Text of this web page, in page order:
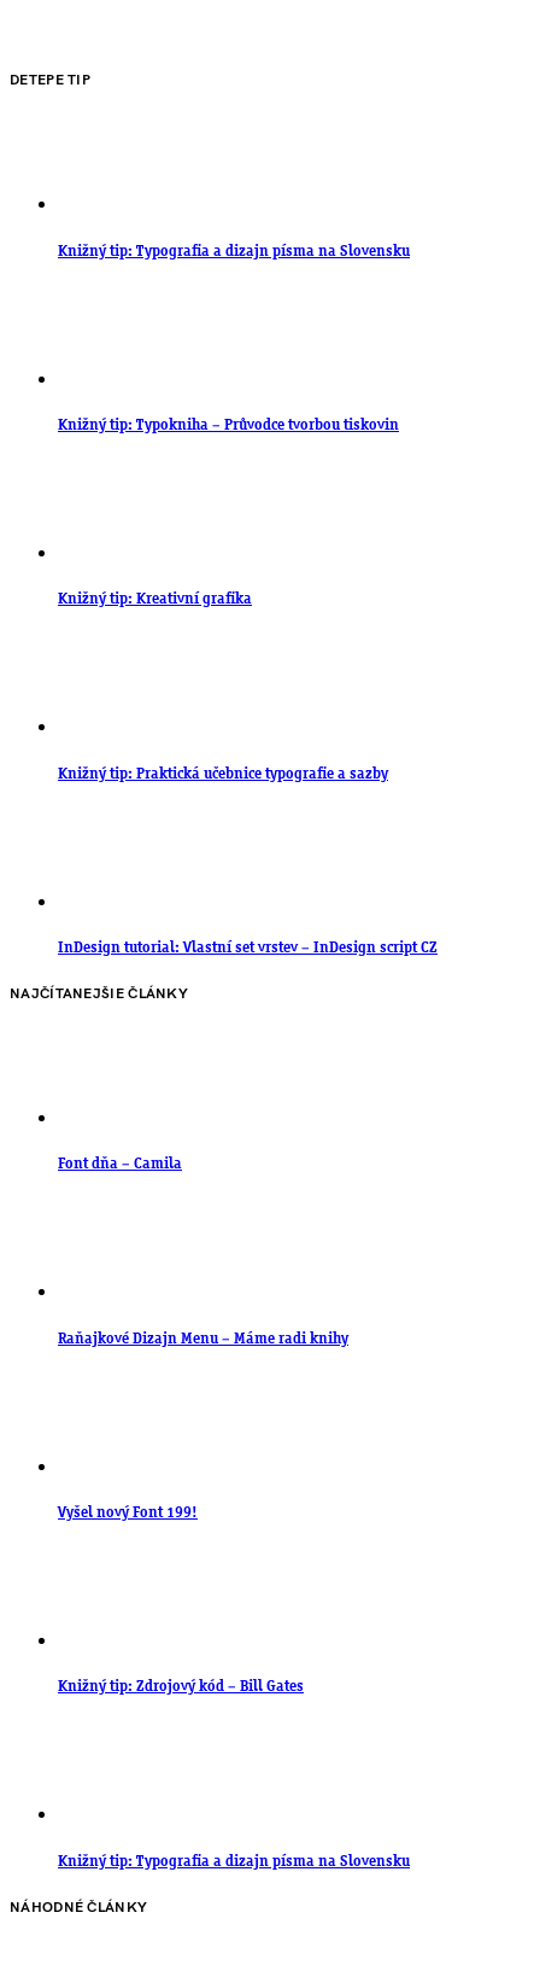
DETEPE TIP
Knižný tip: Typografia a dizajn písma na Slovensku
Knižný tip: Typokniha – Průvodce tvorbou tiskovin
Knižný tip: Kreativní grafika
Knižný tip: Praktická učebnice typografie a sazby
InDesign tutorial: Vlastní set vrstev – InDesign script CZ
NAJČÍTANEJŠIE ČLÁNKY
Font dňa – Camila
Raňajkové Dizajn Menu – Máme radi knihy
Vyšel nový Font 199!
Knižný tip: Zdrojový kód – Bill Gates
Knižný tip: Typografia a dizajn písma na Slovensku
NÁHODNÉ ČLÁNKY